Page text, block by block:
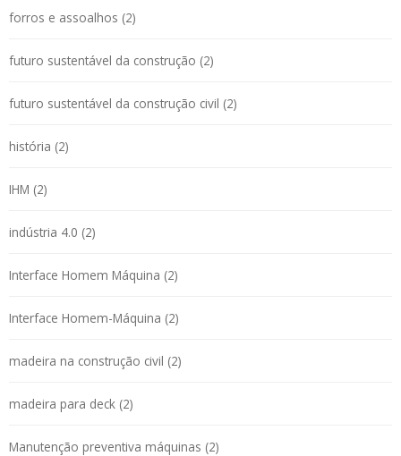
forros e assoalhos (2)
futuro sustentável da construção (2)
futuro sustentável da construção civil (2)
história (2)
IHM (2)
indústria 4.0 (2)
Interface Homem Máquina (2)
Interface Homem-Máquina (2)
madeira na construção civil (2)
madeira para deck (2)
Manutenção preventiva máquinas (2)